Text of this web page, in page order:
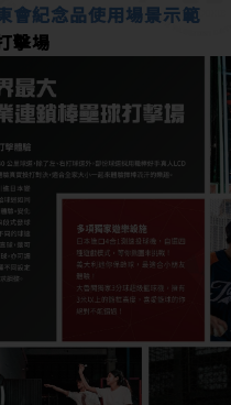
會紀念品使用場景示範
擊場